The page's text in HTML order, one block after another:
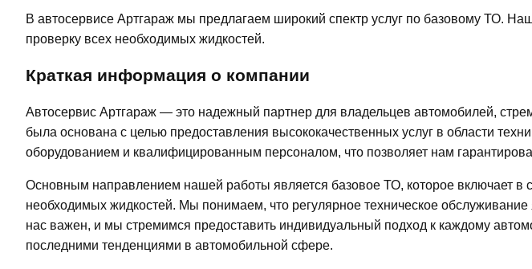
В автосервисе Артгараж мы предлагаем широкий спектр услуг по базовому ТО.
проверку всех необходимых жидкостей.
Краткая информация о компании
Автосервис Артгараж — это надежный партнер для владельцев автомобилей,
была основана с целью предоставления высококачественных услуг в области
оборудованием и квалифицированным персоналом, что позволяет нам
Основным направлением нашей работы является базовое ТО, которое включает в
необходимых жидкостей. Мы понимаем, что регулярное техническое
нас важен, и мы стремимся предоставить индивидуальный подход к каждому
последними тенденциями в автомобильной сфере.